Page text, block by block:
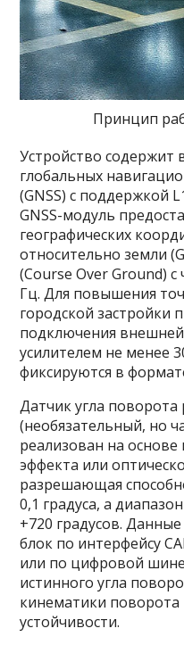
Принцип
Устройство
глобальных
(GNSS) с поддержкой
GNSS-модуль
географических
относительно земли
(Course Over Ground)
Гц. Для повышения
городской застройки
подключения
усилителем не менее
фиксируются в
Датчик угла поворота
(необязательный, но
реализован на
эффекта или
разрешающая
0,1 градуса, а
+720 градусов.
блок по интерфейсу
или по цифровой шине
истинного угла
кинематики
устойчивости.